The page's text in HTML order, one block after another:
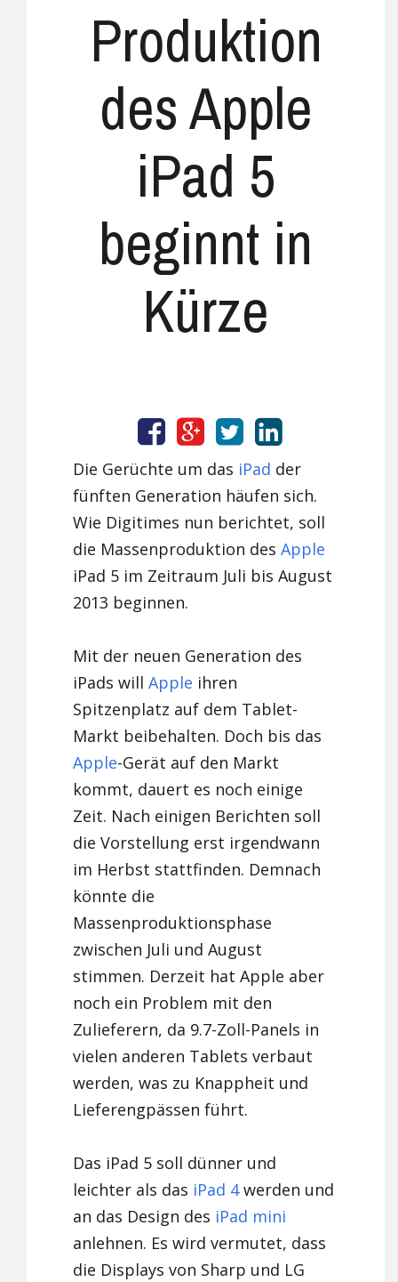
Produktion
des Apple
iPad 5
beginnt in
Kürze
Die Gerüchte um das iPad der
fünften Generation häufen sich.
Wie Digitimes nun berichtet, soll
die Massenproduktion desApple
iPad 5 im Zeitraum Juli bis August
2013 beginnen.
Mit der neuen Generation des
iPads willApple ihren
Spitzenplatz auf dem Tablet-
Markt beibehalten. Doch bis das
Apple-Gerät auf den Markt
kommt, dauert es noch einige
Zeit. Nach einigen Berichten soll
die Vorstellung erst irgendwann
im Herbst stattfinden. Demnach
könnte die
Massenproduktionsphase
zwischen Juli und August
stimmen. Derzeit hat Apple aber
noch ein Problem mit den
Zulieferern, da 9.7-Zoll-Panels in
vielen anderen Tablets verbaut
werden, was zu Knappheit und
Lieferengpässen führt.
Das iPad 5 soll dünner und
leichter als das iPad 4werden und
an das Design des iPad mini
anlehnen. Es wird vermutet, dass
die Displays von Sharp und LG